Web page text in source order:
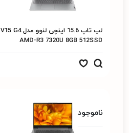
لپ تاپ 15.6 اینچی لنوو مدل V15 G4
AMD-R3 7320U 8GB 512SSD
ناموجود